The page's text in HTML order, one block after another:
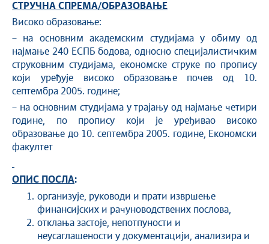
СТРУЧНА СПРЕМА/ОБРАЗОВАЊЕ
Високо образовање:
– на основним академским студијама у обиму од
најмање 240 ЕСПБ бодова, односно специјалистичким
струковним студијама, економске струке по пропису
који уређује високо образовање почев од 10.
септембра 2005. године;
– на основним студијама у трајању од најмање четири
године, по пропису који је уређивао високо
образовање до 10. септембра 2005. године, Економски
факултет
ОПИС ПОСЛА:
организује, руководи и прати извршење
финансијских и рачуноводствених послова,
отклања застоје, непотпуности и
неусаглашености у документацији, анализира и